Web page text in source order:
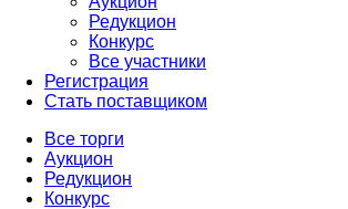
Редукцион
Конкурс
Все участники
Регистрация
Стать поставщиком
Все торги
Аукцион
Редукцион
Конкурс